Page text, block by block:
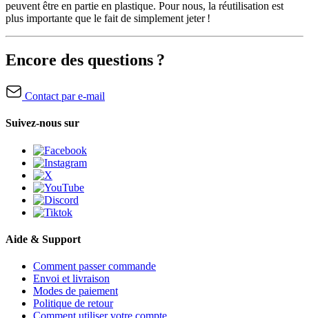
peuvent être en partie en plastique. Pour nous, la réutilisation est
plus importante que le fait de simplement jeter !
Encore des questions ?
Contact par e-mail
Suivez-nous sur
Aide & Support
Comment passer commande
Envoi et livraison
Modes de paiement
Politique de retour
Comment utiliser votre compte